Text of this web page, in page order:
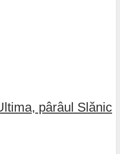
pârâul Slănic